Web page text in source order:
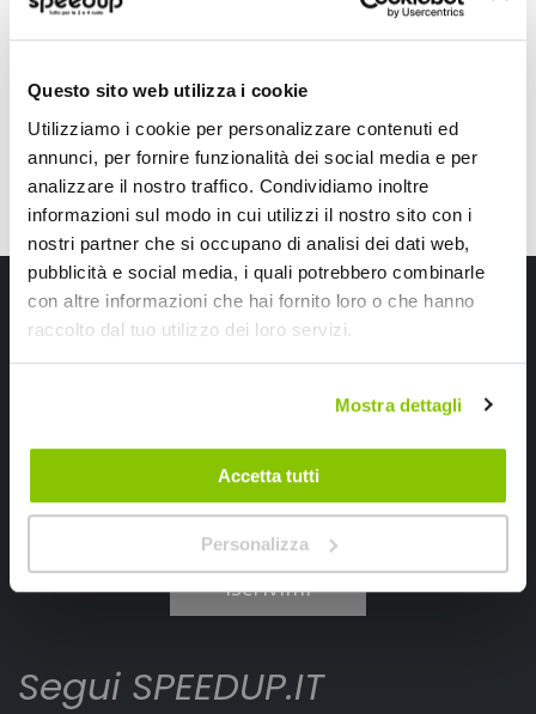
Questo sito web utilizza i cookie
Utilizziamo i cookie per personalizzare contenuti ed
annunci, per fornire funzionalità dei social media e per
analizzare il nostro traffico. Condividiamo inoltre
informazioni sul modo in cui utilizzi il nostro sito con i
nostri partner che si occupano di analisi dei dati web,
pubblicità e social media, i quali potrebbero combinarle
con altre informazioni che hai fornito loro o che hanno
raccolto dal tuo utilizzo dei loro servizi.
Mostra dettagli
Accetta tutti
Personalizza
Prezzo
13,85 €
Prezzo
6,90 € -36%
Iscriviti alla newsletter Speedup
Ho letto e accettato il documento
Iscrivimi
Segui SPEEDUP.IT